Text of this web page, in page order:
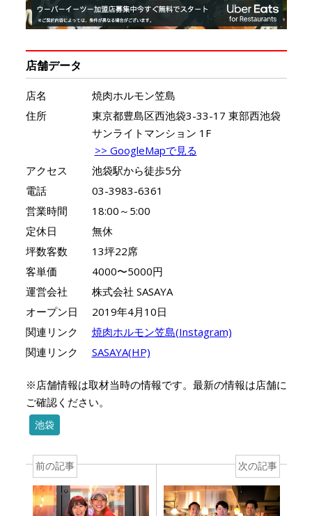
店舗データ
店名
焼肉ホルモン笠島
住所
東京都豊島区西池袋3-33-17 東部西池袋
サンライトマンション 1F
>> GoogleMapで見る
アクセス
池袋駅から徒歩5分
電話
03-3983-6361
営業時間
18:00～5:00
定休日
無休
坪数客数
13坪22席
客単価
4000〜5000円
運営会社
株式会社 SASAYA
オープン日
2019年4月10日
関連リンク
焼肉ホルモン笠島(Instagram)
関連リンク
SASAYA(HP)
※店舗情報は取材当時の情報です。最新の情報は店舗に
ご確認ください。
池袋
前の記事 次の記事